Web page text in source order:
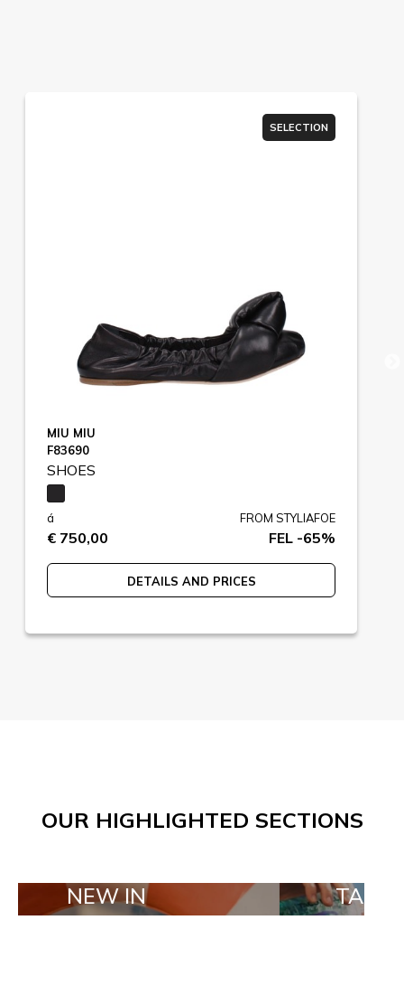
SELECTION
MIU MIU
F83690
SHOES
á
€ 750,00
FROM STYLIAFOE
FEL -65%
DETAILS AND PRICES
OUR HIGHLIGHTED SECTIONS
TAILOR MADE